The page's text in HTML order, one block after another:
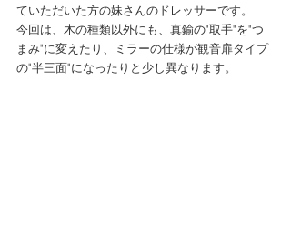
ていただいた方の妹さんのドレッサーです。
今回は、木の種類以外にも、真鍮の"取手"を"つ
まみ"に変えたり、ミラーの仕様が観音扉タイプ
の"半三面"になったりと少し異なります。